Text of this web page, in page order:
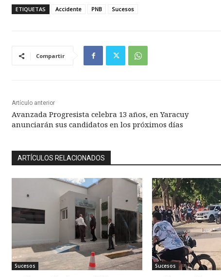
ETIQUETAS Accidente PNB Sucesos
Compartir
Artículo anterior
Avanzada Progresista celebra 13 años, en Yaracuy
anunciarán sus candidatos en los próximos días
ARTÍCULOS RELACIONADOS
Sucesos Sucesos